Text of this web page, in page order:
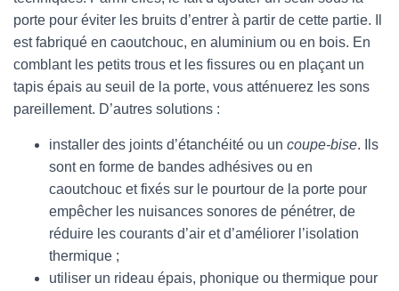
porte pour éviter les bruits d’entrer à partir de cette partie. Il
est fabriqué en caoutchouc, en aluminium ou en bois. En
comblant les petits trous et les fissures ou en plaçant un
tapis épais au seuil de la porte, vous atténuerez les sons
pareillement. D’autres solutions :
installer des joints d’étanchéité ou un coupe-bise. Ils
sont en forme de bandes adhésives ou en
caoutchouc et fixés sur le pourtour de la porte pour
empêcher les nuisances sonores de pénétrer, de
réduire les courants d’air et d’améliorer l’isolation
thermique ;
utiliser un rideau épais, phonique ou thermique pour